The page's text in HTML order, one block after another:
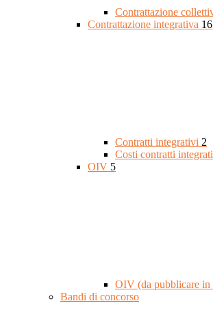
Contrattazione
Contrattazione integrativa 16
Contratti integrativi 2
Costi contratti
OIV 5
OIV (da pubblicare in
Bandi di concorso